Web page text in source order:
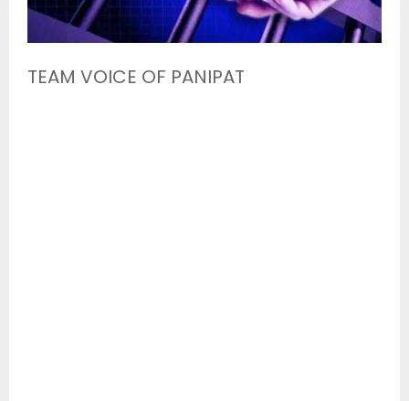
TEAM VOICE OF PANIPAT